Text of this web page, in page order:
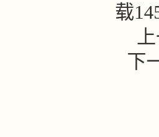
载
下